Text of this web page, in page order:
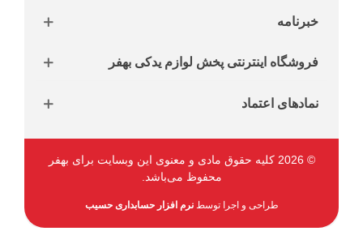
خبرنامه
فروشگاه اینترنتی پخش لوازم یدکی بهفر
نمادهای اعتماد
طراحی و اجرا توسطنرم افزار حسابداری حسیب
© 2026 کلیه حقوق مادی و معنوی این وبسایت برای بهفر
محفوظ می‌باشد.